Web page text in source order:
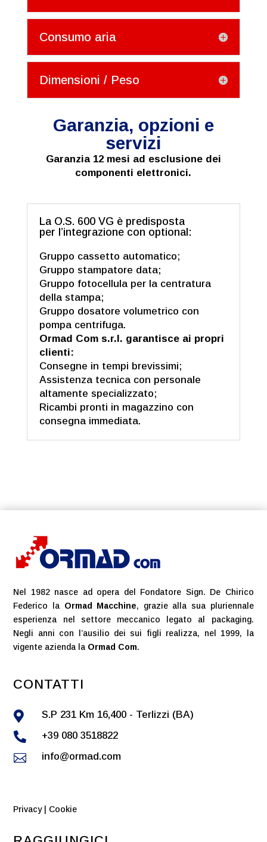
Consumo aria
Dimensioni / Peso
Garanzia, opzioni e
servizi
Garanzia 12 mesi ad esclusione dei
componenti elettronici.
La O.S. 600 VG è predisposta
per l’integrazione con optional:
Gruppo cassetto automatico;
Gruppo stampatore data;
Gruppo fotocellula per la centratura
della stampa;
Gruppo dosatore volumetrico con
pompa centrifuga.
Ormad Com s.r.l. garantisce ai propri
clienti:
Consegne in tempi brevissimi;
Assistenza tecnica con personale
altamente specializzato;
Ricambi pronti in magazzino con
consegna immediata.
Nel 1982 nasce ad opera del Fondatore Sign. De Chirico
Federico la Ormad Macchine, grazie alla sua pluriennale
esperienza nel settore meccanico legato al packaging.
Negli anni con l’ausilio dei sui figli realizza, nel 1999, la
vigente azienda la Ormad Com.
CONTATTI
 S.P 231 Km 16,400 - Terlizzi (BA)
 +39 080 3518822
 info@ormad.com
Privacy| Cookie